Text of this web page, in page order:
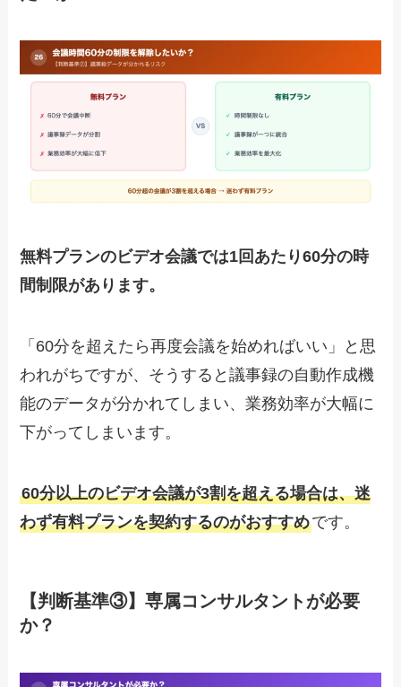
無料プランのビデオ会議では1回あたり60分の時
間制限があります。
「60分を超えたら再度会議を始めればいい」と思
われがちですが、そうすると議事録の自動作成機
能のデータが分かれてしまい、業務効率が大幅に
下がってしまいます。
60分以上のビデオ会議が3割を超える場合は、迷
わず有料プランを契約するのがおすすめです。
【判断基準③】専属コンサルタントが必要
か？